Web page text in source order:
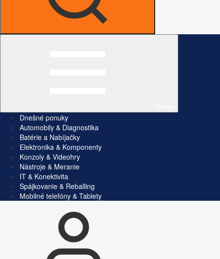
Dnešné ponuky
Automobily & Diagnostika
Batérie a Nabíjačky
Elektronika & Komponenty
Konzoly & Videohry
Nástroje & Meranie
IT & Konektivita
Spájkovanie & Reballing
Mobilné telefóny & Tablety